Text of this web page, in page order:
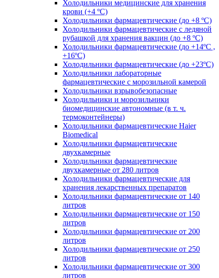
Холодильники медицинские для хранения
крови (+4 ºС)
Холодильники фармацевтические (до +8 ºС)
Холодильники фармацевтические с ледяной
рубашкой для хранения вакцин (до +8 ºС)
Холодильники фармацевтические (до +14ºС ,
+16ºС)
Холодильники фармацевтические (до +23ºС)
Холодильники лабораторные
фармацевтические с морозильной камерой
Холодильники взрывобезопасные
Холодильники и морозильники
биомедицинские автономные (в т. ч.
термоконтейнеры)
Холодильники фармацевтические Haier
Biomedical
Холодильники фармацевтические
двухкамерные
Холодильники фармацевтические
двухкамерные от 280 литров
Холодильники фармацевтические для
хранения лекарственных препаратов
Холодильники фармацевтические от 140
литров
Холодильники фармацевтические от 150
литров
Холодильники фармацевтические от 200
литров
Холодильники фармацевтические от 250
литров
Холодильники фармацевтические от 300
литров